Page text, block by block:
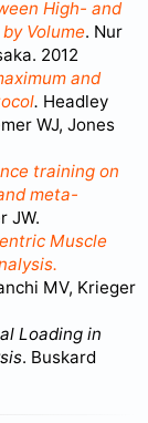
High- and
Volume. Nur
2012
and
. Headley
WJ, Jones
training on
meta-
JW.
Muscle
MV, Krieger
Loading in
. Buskard